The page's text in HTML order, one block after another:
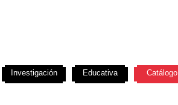
Investigación Educativa Catálogo